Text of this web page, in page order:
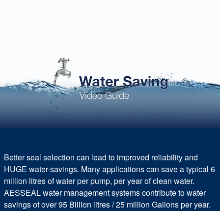
Better seal selection can lead to improved reliability and
HUGE water-savings. Many applications can save a typical 6
million litres of water per pump, per year of clean water.
AESSEAL water management systems contribute to water
savings of over 95 Billion litres / 25 million Gallons per year.